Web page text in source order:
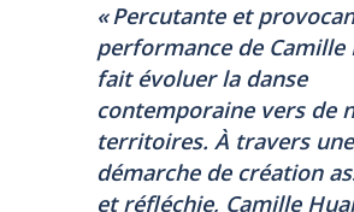
« Percutante et
performance de Camille
fait évoluer la danse
contemporaine vers de
territoires. À travers une
démarche de création
et réfléchie, Camille